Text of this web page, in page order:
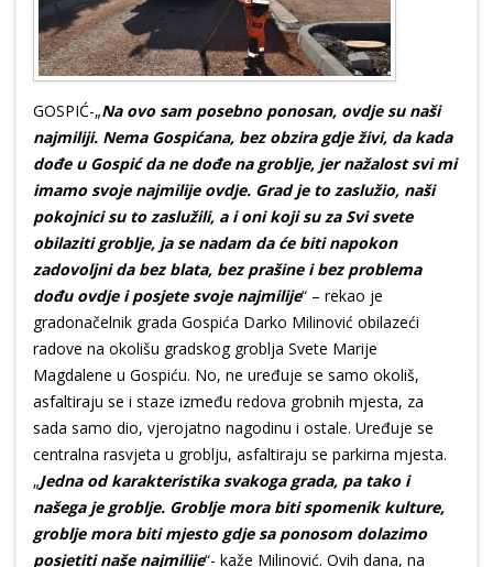
GOSPIĆ-„Na ovo sam posebno ponosan, ovdje su naši
najmiliji. Nema Gospićana, bez obzira gdje živi, da kada
dođe u Gospić da ne dođe na groblje, jer nažalost svi mi
imamo svoje najmilije ovdje. Grad je to zaslužio, naši
pokojnici su to zaslužili, a i oni koji su za Svi svete
obilaziti groblje, ja se nadam da će biti napokon
zadovoljni da bez blata, bez prašine i bez problema
dođu ovdje i posjete svoje najmilije“ – rekao je
gradonačelnik grada Gospića Darko Milinović obilazeći
radove na okolišu gradskog groblja Svete Marije
Magdalene u Gospiću. No, ne uređuje se samo okoliš,
asfaltiraju se i staze između redova grobnih mjesta, za
sada samo dio, vjerojatno nagodinu i ostale. Uređuje se
centralna rasvjeta u groblju, asfaltiraju se parkirna mjesta.
„Jedna od karakteristika svakoga grada, pa tako i
našega je groblje. Groblje mora biti spomenik kulture,
groblje mora biti mjesto gdje sa ponosom dolazimo
posjetiti naše najmilije“- kaže Milinović. Ovih dana, na